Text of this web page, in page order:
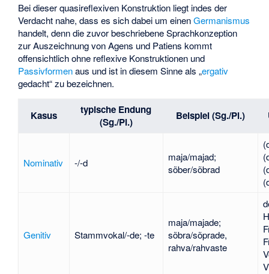
Bei dieser quasireflexiven Konstruktion liegt indes der
Verdacht nahe, dass es sich dabei um einenGermanismus
handelt, denn die zuvor beschriebene Sprachkonzeption
zur Auszeichnung von Agens und Patiens kommt
offensichtlich ohne reflexive Konstruktionen und
Passivformenaus und ist in diesem Sinne als „ergativ
gedacht“ zu bezeichnen.
Kasus
typische Endung
(Sg./Pl.)
Beispiel (Sg./Pl.)
Nominativ -/-d
maja/majad;
sõber/sõbrad
Genitiv Stammvokal/-de; -te
maja/majade;
sõbra/sõprade,
rahva/rahvaste